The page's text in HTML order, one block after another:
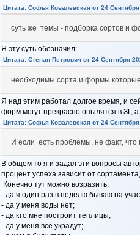
Цитата: Софья Ковалевская от 24
суть же темы - подборка сортов и
Я эту суть обозначил:
Цитата: Степан Петрович от 24 Сентября
необходимы сорта и формы
Я над этим работал долгое время, и
форм могут прекрасно опылятся в ЗГ,
Цитата: Софья Ковалевская от 24
И если есть проблемы, не факт, что
В общем то я и задал эти вопросы
процент успеха зависит от
Конечно тут можно возразить:
-да я один раз в неделю бываю на
- да у меня воды нет;
- да кто мне построит теплицы;
- да у меня все украдут;